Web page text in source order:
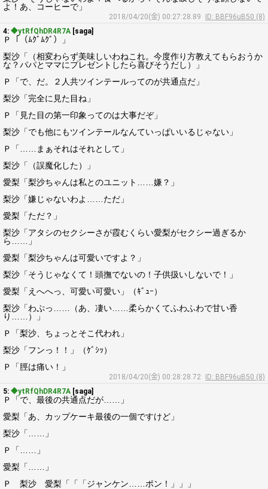
よ！あ、コーヒーで」
2018/04/20(金) 00:27:28.89
ID: BBF96uB50 (8)
4: ◆ytRfQhDR4R7A [saga]
Ｐ「（ﾑｸﾞﾑｸﾞ）」
梨沙「（相変わらず美味しいわねこれ。今度作り方教えてもらおうか
な？パパとママにプレゼントしたら喜びそうだし）」
Ｐ「で、だ。２人共ツインテールってのが共通点だ」
梨沙「完全に見た目ね」
Ｐ「見た目の第一印象ってのは大事だぞ」
梨沙「でも他にもツインテールなんていっぱいいるじゃない」
Ｐ「……まぁそれはそれとして」
梨沙「（誤魔化した）」
愛梨「梨沙ちゃんは私とのユニット……嫌？」
梨沙「嫌じゃないわよ……ただ」
愛梨「ただ？」
梨沙「アタシのセクシーさが霞むくらい愛梨がセクシー過ぎるか
ら……」
愛梨「梨沙ちゃんは可愛いですよ？」
梨沙「そうじゃなくて！頭撫でないの！子供扱いしないで！」
愛梨「えへへっ、可愛い可愛い」（ｷﾞｭｰ）
梨沙「わぷっ……（あ、凄い……柔らかくてふわふわで甘い香
り……）」
Ｐ「梨沙、ちょっとそこ代われ」
梨沙「フンっ！！」（ｹﾞｼｯ）
Ｐ「脛は痛い！」
2018/04/20(金) 00:28:28.72
ID: BBF96uB50 (8)
5: ◆ytRfQhDR4R7A [saga]
Ｐ「で、最後の共通点だが……」
愛梨「あ、カップケーキ最後の一個ですけど」
梨沙「……」
Ｐ「……」
愛梨「……」
Ｐ 梨沙 愛梨「「「ジャンケン……ポン！」」」